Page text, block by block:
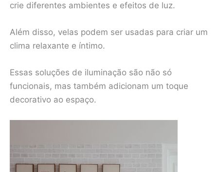
crie diferentes ambientes e efeitos de luz.
Além disso, velas podem ser usadas para criar um
clima relaxante e íntimo.
Essas soluções de iluminação são não só
funcionais, mas também adicionam um toque
decorativo ao espaço.